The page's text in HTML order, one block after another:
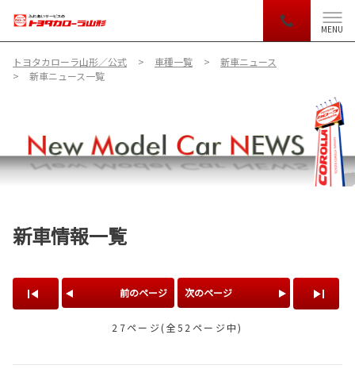
MENU
トヨタカローラ山形／公式 車種一覧
新車ニュース
新車ニュース一覧
新車情報一覧
前のページ 次のページ
27ページ(全52ページ中)